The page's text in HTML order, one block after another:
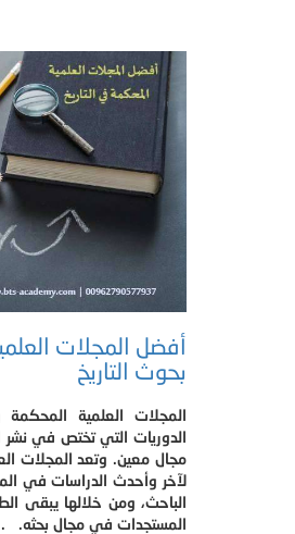
أفضل المجلات
بحوث التاريخ​
المجلات العلمية
الدوريات التي تختص في نشر
مجال معين. وتعد المجلات
لآخر وأحدث الدراسات في
الباحث، ومن خلالها يبقى
المستجدات في مجال بحثه. .